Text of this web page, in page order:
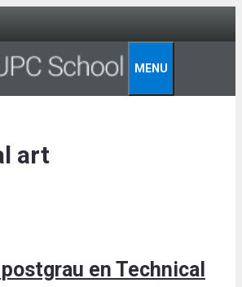
MENU
art
en Technical